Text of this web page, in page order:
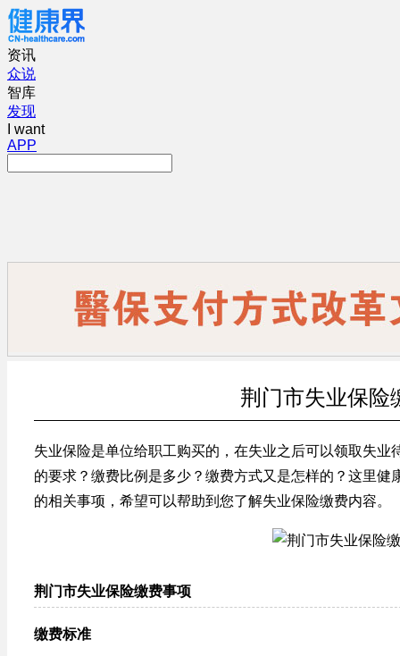
资讯
众说
智库
发现
I want
APP
荆门市失业保险
失业保险是单位给职工购买的，在失业之后可以领取失
的要求？缴费比例是多少？缴费方式又是怎样的？这里
的相关事项，希望可以帮助到您了解失业保险缴费内容。
荆门市失业保险缴费事项
缴费标准